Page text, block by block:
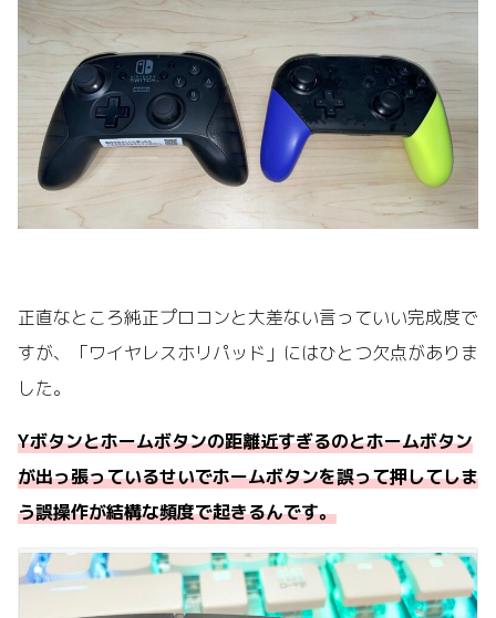
正直なところ純正プロコンと大差ない言っていい完成度で
すが、「ワイヤレスホリパッド」にはひとつ欠点がありま
した。
Yボタンとホームボタンの距離近すぎるのとホームボタン
が出っ張っているせいでホームボタンを誤って押してしま
う誤操作が結構な頻度で起きるんです。